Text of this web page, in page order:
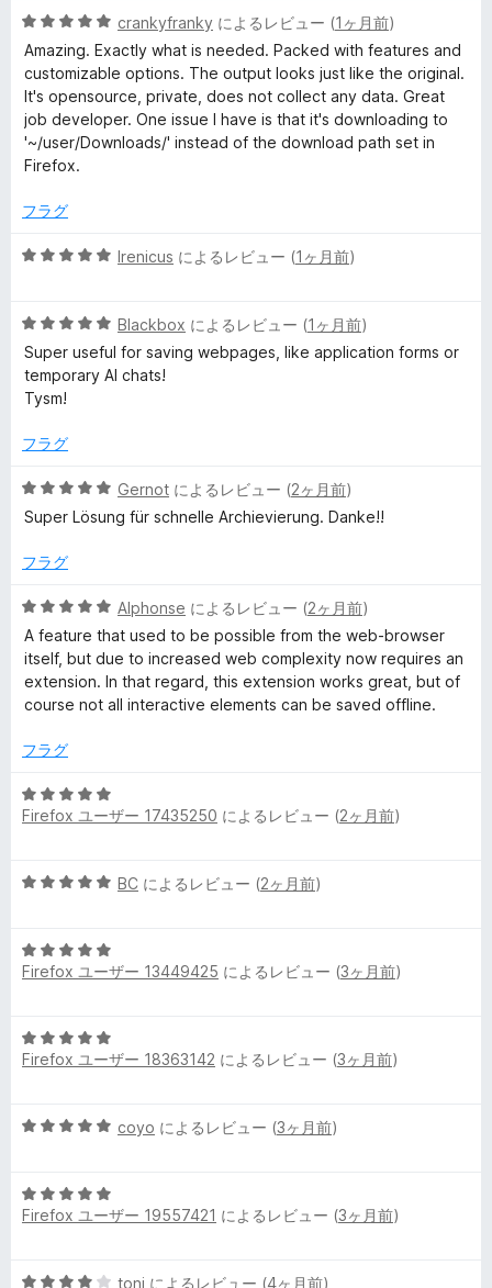
評
価
中
5
の
評
価
5
段
階
中
5
の
評
crankyfranky によるレビュー (1ヶ月前)
Amazing. Exactly what is needed. Packed with features and
customizable options. The output looks just like the original.
It's opensource, private, does not collect any data. Great
job developer. One issue I have is that it's downloading to
'~/user/Downloads/' instead of the download path set in
Firefox.
フラグ
5
中
5
の
評
Irenicus によるレビュー (1ヶ月前)
5
段
階
中
の
価
Blackbox によるレビュー (1ヶ月前)
Super useful for saving webpages, like application forms or
temporary AI chats!
Tysm!
フラグ
5
段
中
の
評
価
Gernot によるレビュー (2ヶ月前)
Super Lösung für schnelle Archievierung. Danke!!
フラグ
5
段
階
中
5
評
Alphonse によるレビュー (2ヶ月前)
A feature that used to be possible from the web-browser
itself, but due to increased web complexity now requires an
extension. In that regard, this extension works great, but of
course not all interactive elements can be saved offline.
フラグ
5
段
5
価
Firefox ユーザー 17435250 によるレビュー (2ヶ月前)
5
中
5
価
BC によるレビュー (2ヶ月前)
5
段
5
の
Firefox ユーザー 13449425 によるレビュー (3ヶ月前)
5
段
5
価
Firefox ユーザー 18363142 によるレビュー (3ヶ月前)
5
中
5
coyo によるレビュー (3ヶ月前)
5
段
Firefox ユーザー 19557421 によるレビュー (3ヶ月前)
5 toni によるレビュー (4ヶ月前)